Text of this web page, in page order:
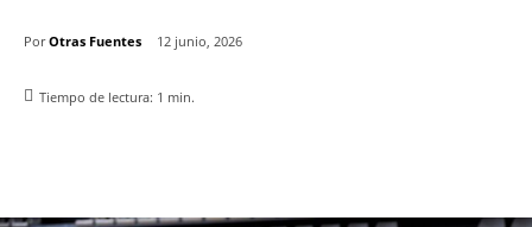
Por Otras Fuentes 12 junio, 2026
Tiempo de lectura: 1 min.